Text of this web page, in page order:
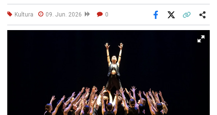
Kultura 09. Jun. 2026 0
Facebook